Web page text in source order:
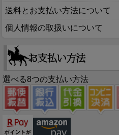
送料とお支払い方法について
個人情報の取扱いについて
選べる8つの支払い方法